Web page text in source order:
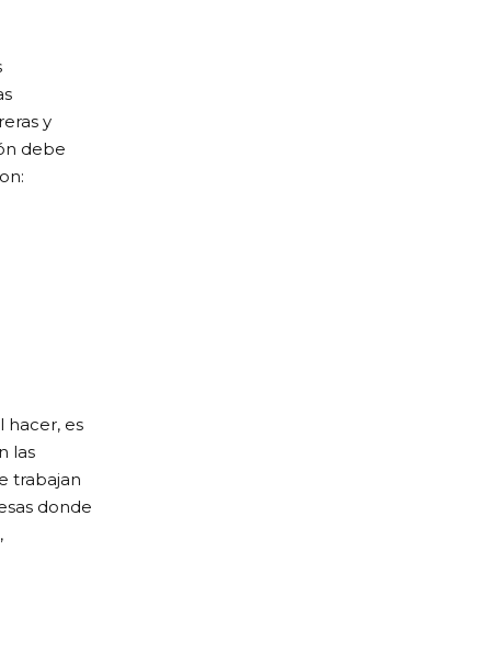
y
debe
hacer, es
las
trabajan
donde